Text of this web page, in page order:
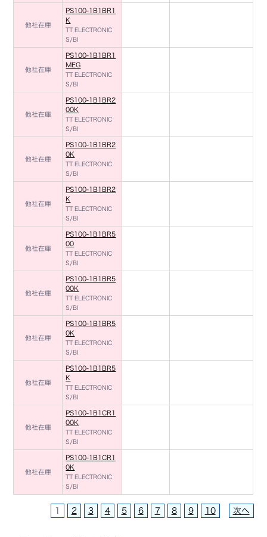
他社在庫
PS100-1B1BR1
K
TT ELECTRONIC
S/BI
他社在庫
PS100-1B1BR1
MEG
TT ELECTRONIC
S/BI
他社在庫
PS100-1B1BR2
00K
TT ELECTRONIC
S/BI
他社在庫
PS100-1B1BR2
0K
TT ELECTRONIC
S/BI
他社在庫
PS100-1B1BR2
K
TT ELECTRONIC
S/BI
他社在庫
PS100-1B1BR5
00
TT ELECTRONIC
S/BI
他社在庫
PS100-1B1BR5
00K
TT ELECTRONIC
S/BI
他社在庫
PS100-1B1BR5
0K
TT ELECTRONIC
S/BI
他社在庫
PS100-1B1BR5
K
TT ELECTRONIC
S/BI
他社在庫
PS100-1B1CR1
00K
TT ELECTRONIC
S/BI
他社在庫
PS100-1B1CR1
0K
TT ELECTRONIC
S/BI
1 2 3 4 5 6 7 8 9 10 次へ